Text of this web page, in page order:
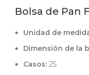
Bolsa de Pan
Unidad de
Dimensión de la
Casos: 25